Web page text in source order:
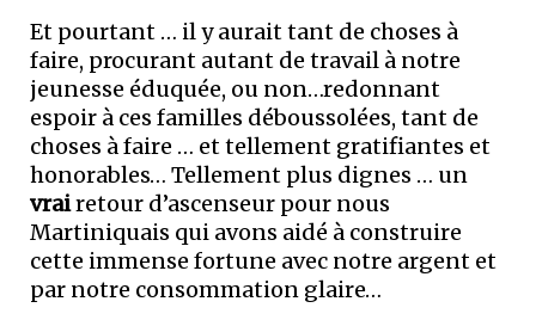
Et pourtant … il y aurait tant de choses à
faire, procurant autant de travail à notre
jeunesse éduquée, ou non…redonnant
espoir à ces familles déboussolées, tant de
choses à faire … et tellement gratifiantes et
honorables… Tellement plus dignes … un
vrairetour d’ascenseur pour nous
Martiniquais qui avons aidé à construire
cette immense fortune avec notre argent et
par notre consommation glaire…